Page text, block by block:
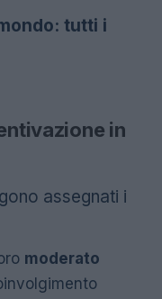
tutti i
in
assegnati i
moderato